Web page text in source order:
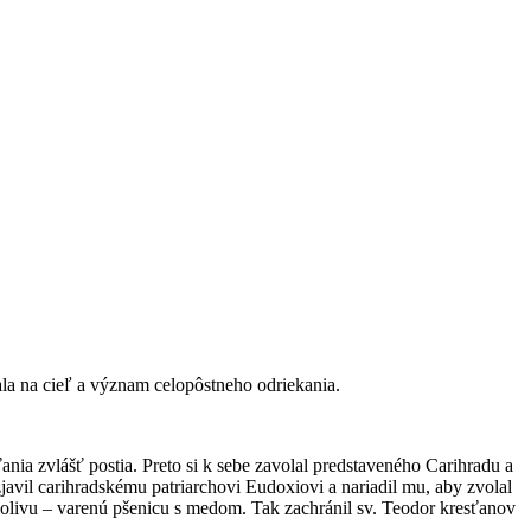
na cieľ a význam celopôstneho odriekania.
zvlášť postia. Preto si k sebe zavolal predstaveného Carihradu a
carihradskému patriarchovi Eudoxiovi a nariadil mu, aby zvolal
– varenú pšenicu s medom. Tak zachránil sv. Teodor kresťanov